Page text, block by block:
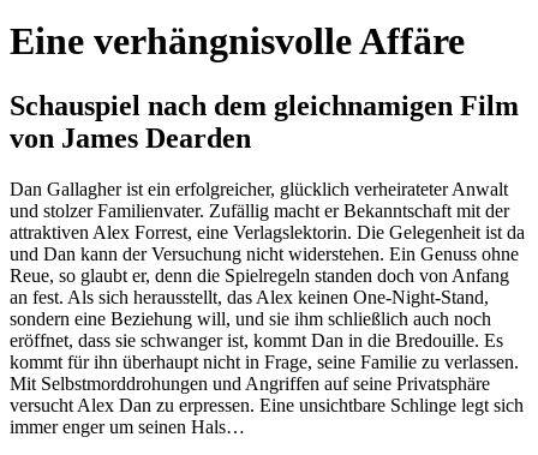
Eine verhängnisvolle Affäre
Schauspiel nach dem gleichnamigen Film
von James Dearden
Dan Gallagher ist ein erfolgreicher, glücklich verheirateter Anwalt
und stolzer Familienvater. Zufällig macht er Bekanntschaft mit der
attraktiven Alex Forrest, eine Verlagslektorin. Die Gelegenheit ist da
und Dan kann der Versuchung nicht widerstehen. Ein Genuss ohne
Reue, so glaubt er, denn die Spielregeln standen doch von Anfang
an fest. Als sich herausstellt, das Alex keinen One-Night-Stand,
sondern eine Beziehung will, und sie ihm schließlich auch noch
eröffnet, dass sie schwanger ist, kommt Dan in die Bredouille. Es
kommt für ihn überhaupt nicht in Frage, seine Familie zu verlassen.
Mit Selbstmorddrohungen und Angriffen auf seine Privatsphäre
versucht Alex Dan zu erpressen. Eine unsichtbare Schlinge legt sich
immer enger um seinen Hals…